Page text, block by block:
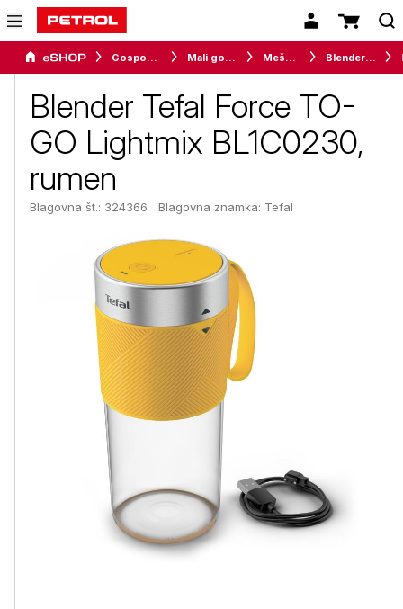
Gospodinjski aparati Mali gospodinjski aparati Mešalniki Blenderji in smoothie makerji
Blender Tefal Force TO-
GO Lightmix BL1C0230,
rumen
Blagovna št.: 324366 Blagovna znamka: Tefal